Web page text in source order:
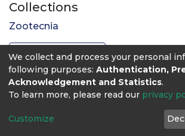
Collections
Zootecnia
Full item page
We collect and process your personal
following purposes: Authentication,
Acknowledgement and Statistics.
To learn more, please read our privacy
Customize